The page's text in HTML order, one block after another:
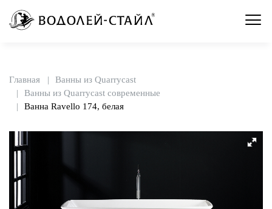
Главная
Ванны из Quarrycast
Ванны из Quarrycast современные
Ванна Ravello 174, белая